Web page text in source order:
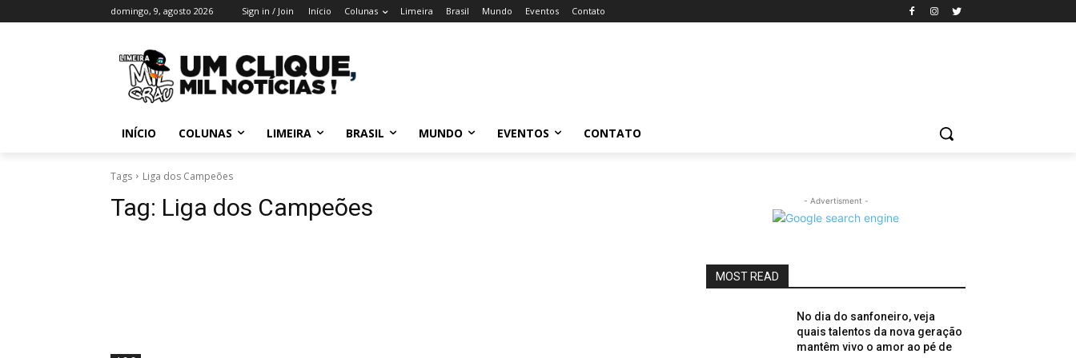
domingo, 9, agosto 2026 Sign in / Join Início Colunas Limeira Brasil Mundo Eventos Contato
INÍCIO COLUNAS LIMEIRA BRASIL MUNDO EVENTOS CONTATO
Tags Liga dos Campeões
Tag: Liga dos Campeões - Advertisment -
MOST READ
No dia do sanfoneiro, veja
quais talentos da nova geração
mantêm vivo o amor ao pé de